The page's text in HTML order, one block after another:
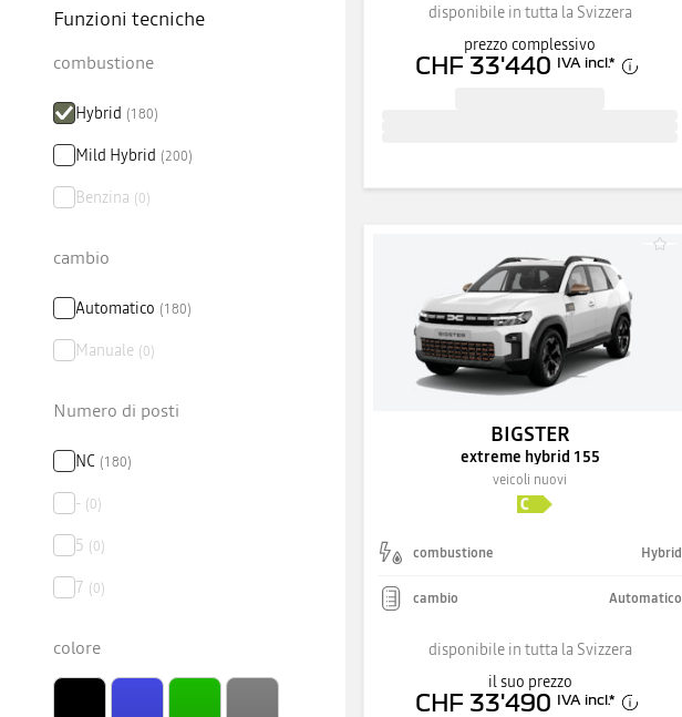
Funzioni tecniche
combustione
Hybrid (180)
Mild Hybrid (200)
Benzina (0)
cambio
Automatico (180)
Manuale (0)
Numero di posti
NC (180)
- (0)
5 (0)
7 (0)
colore
disponibile in tutta la Svizzera
prezzo complessivo
CHF 33'440 IVA incl.*
BIGSTER
extreme hybrid 155
veicoli nuovi
combustione Hybrid
cambio Automatico
disponibile in tutta la Svizzera
il suo prezzo
CHF 33'490 IVA incl.*